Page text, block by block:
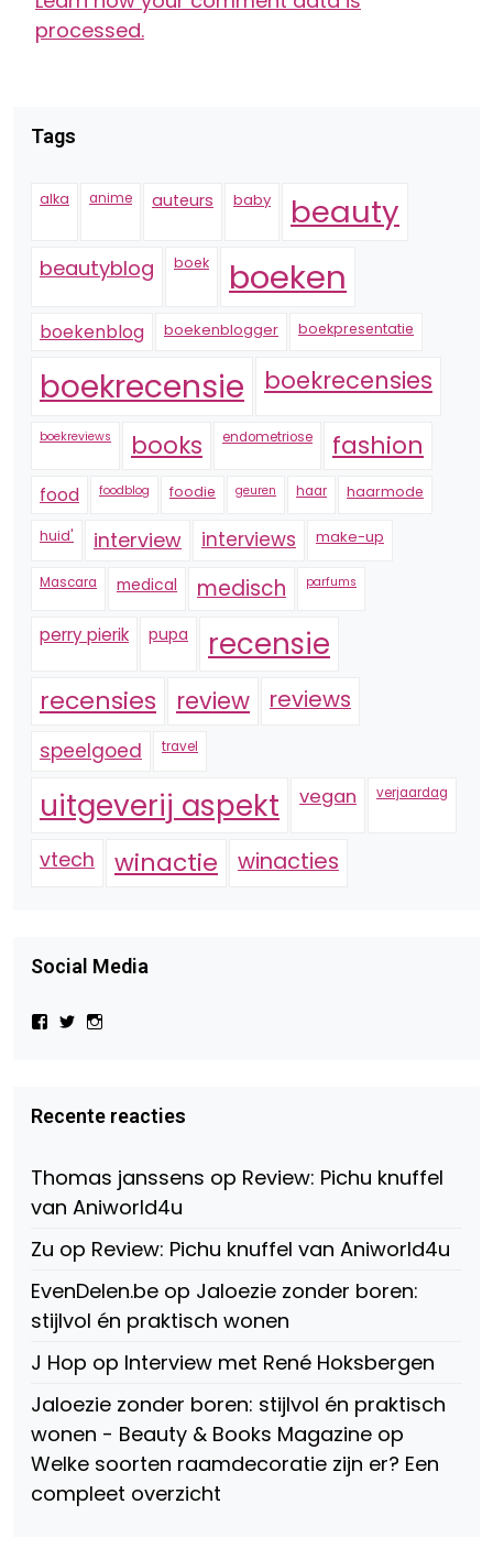
processed.
Tags
alka anime auteurs baby beauty
beautyblog boek boeken
boekenblog boekenblogger boekpresentatie
boekrecensie boekrecensies
boekreviews books endometriose fashion
food foodblog foodie geuren haar haarmode
huid' interview interviews make-up
Mascara medical medisch parfums
perry pierik pupa recensie
recensies review reviews
speelgoed travel
uitgeverij aspekt vegan verjaardag
vtech winactie winacties
Social Media
Bekijk
Beauty-
147775071915783/?
Facebook
Bekijk
op
Twitter
op
Instagram
Recente reacties
Thomas janssens op Review: Pichu knuffel
van Aniworld4u
Zu op Review: Pichu knuffel van Aniworld4u
EvenDelen.be op Jaloezie zonder boren:
stijlvol én praktisch wonen
J Hop op Interview met René Hoksbergen
Jaloezie zonder boren: stijlvol én praktisch
wonen - Beauty & Books Magazine op
Welke soorten raamdecoratie zijn er? Een
compleet overzicht